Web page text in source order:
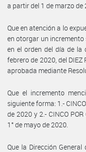
a partir del 1 de marzo de
Que en atención a lo
en otorgar un
en el orden del día de
febrero de 2020, del DIEZ
aprobada mediante
Que el incremento
siguiente forma: 1.-
de 2020 y 2.- CINCO
1° de mayo de 2020.
Que la Dirección